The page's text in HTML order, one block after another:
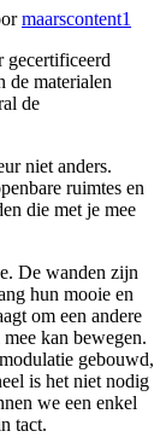
maarscontent1
gecertificeerd
de materialen
de
niet anders.
ruimtes en
die met je mee
De wanden zijn
hun mooie en
om een andere
kan bewegen.
gebouwd,
is het niet nodig
we een enkel
tact.